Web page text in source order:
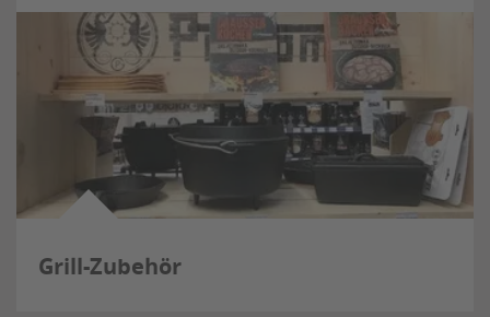
Grill-Zubehör